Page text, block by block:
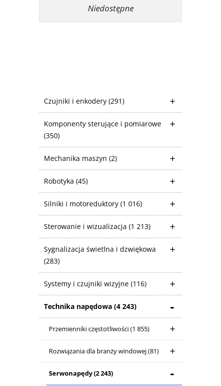
Czujniki i enkodery (291)
Komponenty sterujące i pomiarowe
(350)
Mechanika maszyn (2)
Robotyka (45)
Silniki i motoreduktory (1 016)
Sterowanie i wizualizacja (1 213)
Sygnalizacja świetlna i dzwiękowa
(283)
Systemy i czujniki wizyjne (116)
Technika napędowa (4 243)
Przemienniki częstotliwości(1 855)
Rozwiązania dla branży windowej(81)
Serwonapędy(2 243)
Niedostępne